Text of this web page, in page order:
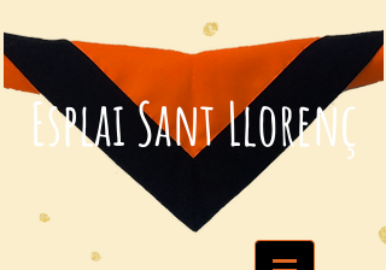
Esplai Sant Llorenç